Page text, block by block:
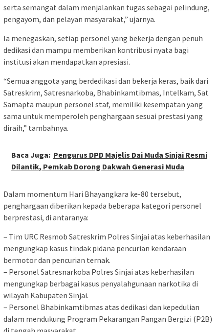
serta semangat dalam menjalankan tugas sebagai pelindung,
pengayom, dan pelayan masyarakat,” ujarnya.
Ia menegaskan, setiap personel yang bekerja dengan penuh
dedikasi dan mampu memberikan kontribusi nyata bagi
institusi akan mendapatkan apresiasi.
“Semua anggota yang berdedikasi dan bekerja keras, baik dari
Satreskrim, Satresnarkoba, Bhabinkamtibmas, Intelkam, Sat
Samapta maupun personel staf, memiliki kesempatan yang
sama untuk memperoleh penghargaan sesuai prestasi yang
diraih,” tambahnya.
Baca Juga: Pengurus DPD Majelis Dai Muda Sinjai Resmi
Dilantik, Pemkab Dorong Dakwah Generasi Muda
Dalam momentum Hari Bhayangkara ke-80 tersebut,
penghargaan diberikan kepada beberapa kategori personel
berprestasi, di antaranya:
– Tim URC Resmob Satreskrim Polres Sinjai atas keberhasilan
mengungkap kasus tindak pidana pencurian kendaraan
bermotor dan pencurian ternak.
– Personel Satresnarkoba Polres Sinjai atas keberhasilan
mengungkap berbagai kasus penyalahgunaan narkotika di
wilayah Kabupaten Sinjai.
– Personel Bhabinkamtibmas atas dedikasi dan kepedulian
dalam mendukung Program Pekarangan Pangan Bergizi (P2B)